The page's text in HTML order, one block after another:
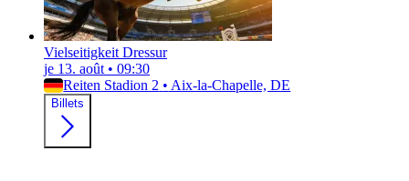
Vielseitigkeit Dressur
je 13. août • 09:30
Reiten Stadion 2 • Aix-la-Chapelle, DE
Billets